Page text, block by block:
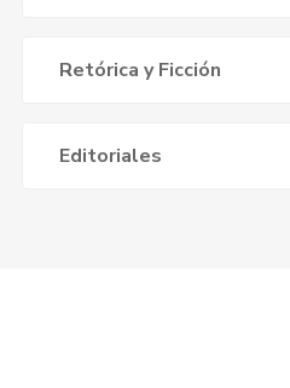
Retórica y Ficción
Editoriales